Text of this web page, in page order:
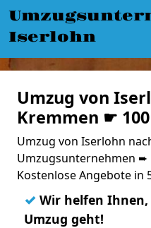
Iserlohn
Umzug von
Kremmen ☛
Umzug von Iserlohn
Umzugsunternehmen ➨
Kostenlose Angebote in
✓ Wir helfen
Umzug geht!